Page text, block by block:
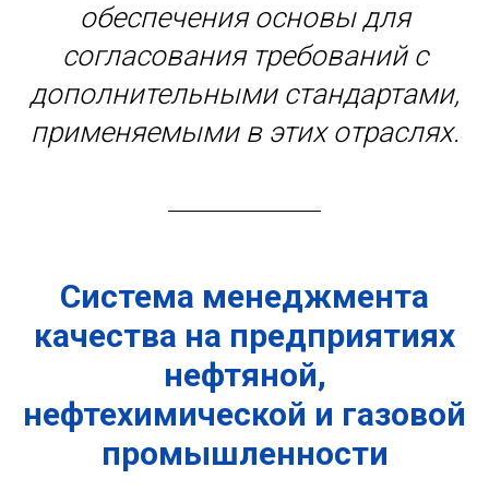
обеспечения основы для
согласования требований с
дополнительными стандартами,
применяемыми в этих отраслях.
Система менеджмента
качества на предприятиях
нефтяной,
нефтехимической и газовой
промышленности